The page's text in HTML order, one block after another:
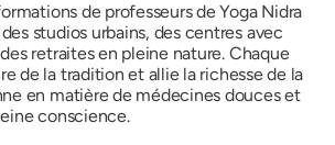
de professeurs de Yoga Nidra
studios urbains, des centres avec
retraites en pleine nature. Chaque
de la tradition et allie la richesse de la
en matière de médecines douces et
conscience.